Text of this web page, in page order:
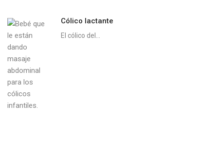
Cólico lactante
El cólico del...